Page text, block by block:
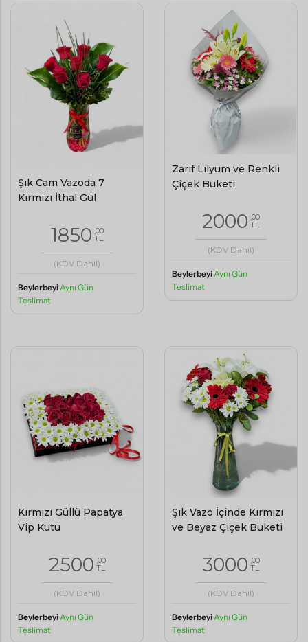
Şık Cam Vazoda 7
Kırmızı İthal Gül
1850 ,00
TL
(KDV Dahil)
BeylerbeyiAynı Gün
Teslimat
Zarif Lilyum ve Renkli
Çiçek Buketi
2000 ,00
TL
(KDV Dahil)
Beylerbeyi Aynı Gün
Teslimat
Kırmızı Güllü Papatya
Vip Kutu
2500 ,00
TL
(KDV Dahil)
Beylerbeyi Aynı Gün
Teslimat
Şık Vazo İçinde Kırmızı
ve Beyaz Çiçek Buketi
3000 ,00
TL
(KDV Dahil)
Beylerbeyi Aynı Gün
Teslimat